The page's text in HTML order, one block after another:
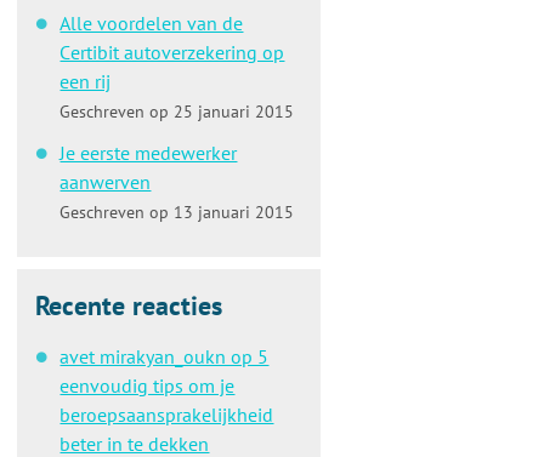
Alle voordelen van de
Certibit autoverzekering op
een rij
Geschreven op 25 januari 2015
Je eerste medewerker
aanwerven
Geschreven op 13 januari 2015
Recente reacties
avet mirakyan_oukn op 5
eenvoudig tips om je
beroepsaansprakelijkheid
beter in te dekken